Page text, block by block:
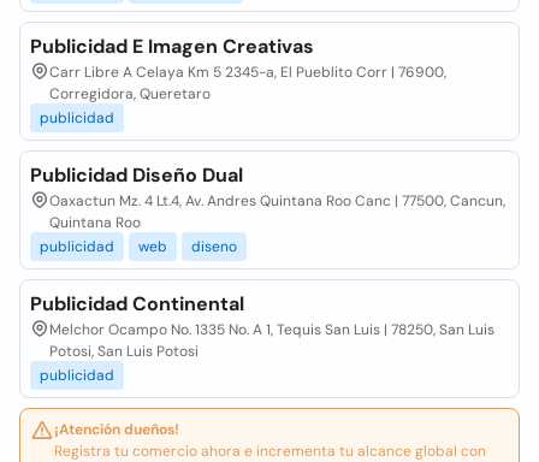
Publicidad E Imagen Creativas
Carr Libre A Celaya Km 5 2345-a, El Pueblito Corr | 76900,
Corregidora, Queretaro
publicidad
Publicidad Diseño Dual
Oaxactun Mz. 4 Lt.4, Av. Andres Quintana Roo Canc | 77500, Cancun,
Quintana Roo
publicidad
web diseno
Publicidad Continental
Melchor Ocampo No. 1335 No. A 1, Tequis San Luis | 78250, San Luis
Potosi, San Luis Potosi
publicidad
¡Atención dueños!
Registra tu comercio ahora e incrementa tu alcance global con